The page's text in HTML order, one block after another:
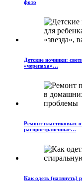
фото
Детские ночники:
«черепаха»…
Ремонт пластиковых
распространённые…
Как одеть (натянуть)